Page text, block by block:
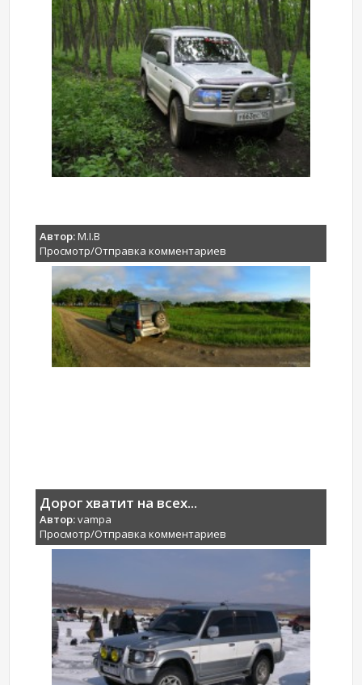
Автор:M.I.B
Просмотр/Отправка комментариев
Дорог хватит на всех...
Автор:vampa
Просмотр/Отправка комментариев